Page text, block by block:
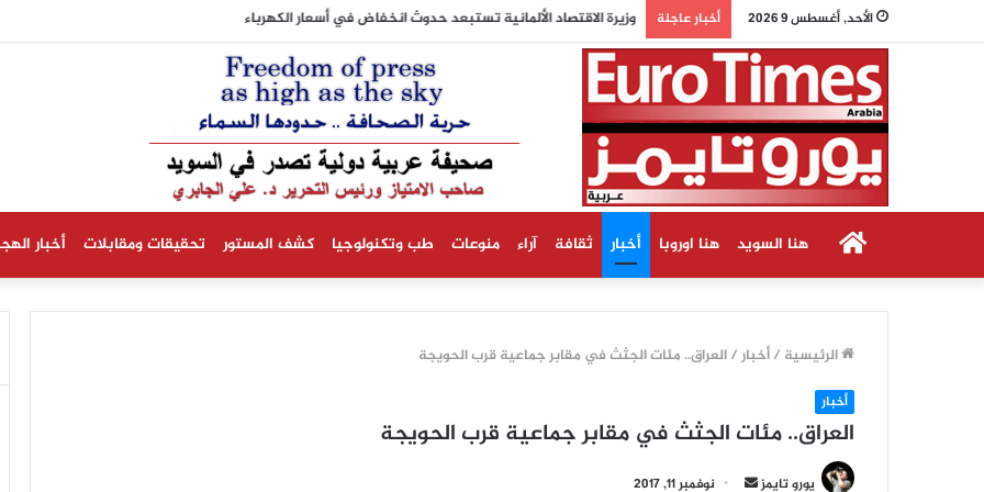
الأحد, أغسطس 9 2026 أخبار عاجلة وزيرة الاقتصاد الألمانية تستبعد حدوث انخفاض في أسعار الكهرباء
الرئيسية
هنا السويد هنا اوروبا أخبار ثقافة آراء منوعات طب وتكنولوجيا كشف المستور تحقيقات ومقابلات أخبار
الرئيسية /أخبار/العراق.. مئات الجثث في مقابر جماعية قرب الحويجة
أخبار
العراق.. مئات الجثث في مقابر جماعية قرب الحويجة
يورو تايمز نوفمبر 11, 2017